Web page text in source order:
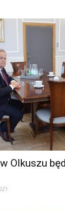
Olkuszu